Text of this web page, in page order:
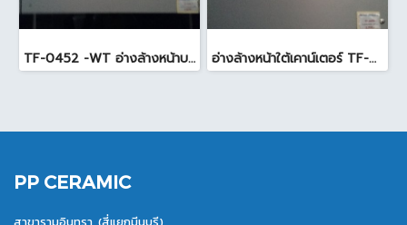
TF-0452 -WT อ่างล้างหน้าบนเคาน์เตอร์ สีขาว อ่างล้างหน้าใต้เคาน์เตอร์ TF-0458 สีขาว
PP CERAMIC